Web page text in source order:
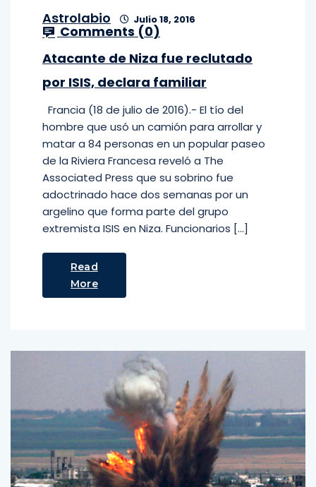
Astrolabio Julio 18, 2016
Comments (0)
Atacante de Niza fue reclutado
por ISIS, declara familiar
Francia (18 de julio de 2016).- El tío del
hombre que usó un camión para arrollar y
matar a 84 personas en un popular paseo
de la Riviera Francesa reveló a The
Associated Press que su sobrino fue
adoctrinado hace dos semanas por un
argelino que forma parte del grupo
extremista ISIS en Niza. Funcionarios […]
Read
More